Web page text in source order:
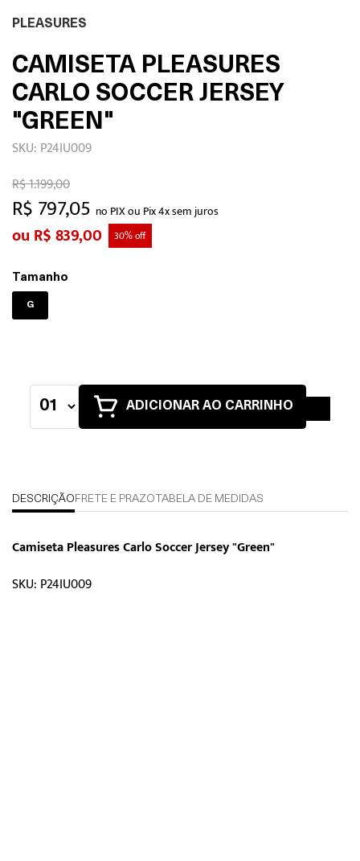
PLEASURES
CAMISETA PLEASURES
CARLO SOCCER JERSEY
"GREEN"
SKU: P24IU009
R$ 797,05 no PIX ou Pix 4x sem juros
R$ 1.199,00
R$ 839,00 30% off
Tamanho
G
ADICIONAR AO CARRINHO
DESCRIÇÃO FRETE E PRAZOTABELA DE MEDIDAS
Camiseta Pleasures Carlo Soccer Jersey "Green"
SKU: P24IU009